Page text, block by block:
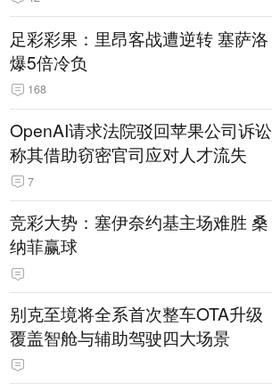
足彩彩果：里昂客战遭逆转 塞萨洛
爆5倍冷负
168
OpenAI请求法院驳回苹果公司诉讼
称其借助窃密官司应对人才流失
7
竞彩大势：塞伊奈约基主场难胜 桑
纳菲赢球
别克至境将全系首次整车OTA升级
覆盖智舱与辅助驾驶四大场景